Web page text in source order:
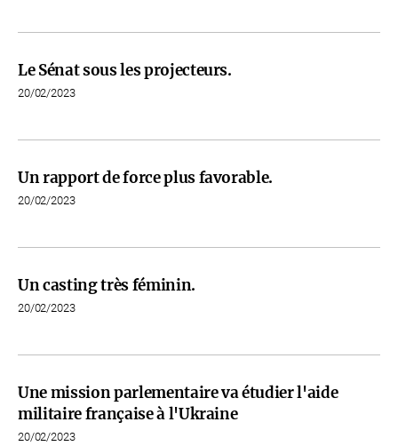
Le Sénat sous les projecteurs.
20/02/2023
Un rapport de force plus favorable.
20/02/2023
Un casting très féminin.
20/02/2023
Une mission parlementaire va étudier l'aide
militaire française à l'Ukraine
20/02/2023